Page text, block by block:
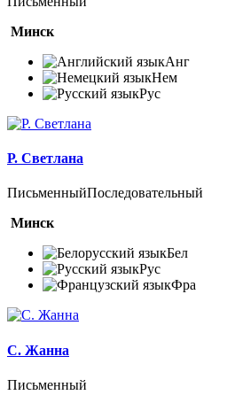
Минск
Анг
Нем
Рус
Р. Светлана
ПисьменныйПоследовательный
Минск
Бел
Рус
Фра
С. Жанна
Письменный